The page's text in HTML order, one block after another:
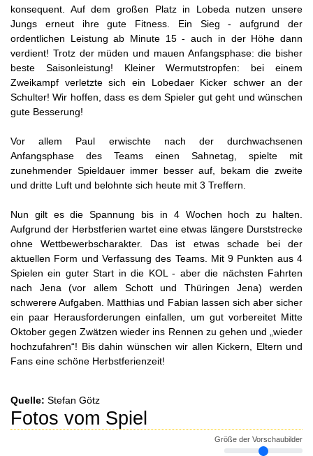
konsequent. Auf dem großen Platz in Lobeda nutzen unsere
Jungs erneut ihre gute Fitness. Ein Sieg - aufgrund der
ordentlichen Leistung ab Minute 15 - auch in der Höhe dann
verdient! Trotz der müden und mauen Anfangsphase: die bisher
beste Saisonleistung! Kleiner Wermutstropfen: bei einem
Zweikampf verletzte sich ein Lobedaer Kicker schwer an der
Schulter! Wir hoffen, dass es dem Spieler gut geht und wünschen
gute Besserung!
Vor allem Paul erwischte nach der durchwachsenen
Anfangsphase des Teams einen Sahnetag, spielte mit
zunehmender Spieldauer immer besser auf, bekam die zweite
und dritte Luft und belohnte sich heute mit 3 Treffern.
Nun gilt es die Spannung bis in 4 Wochen hoch zu halten.
Aufgrund der Herbstferien wartet eine etwas längere Durststrecke
ohne Wettbewerbscharakter. Das ist etwas schade bei der
aktuellen Form und Verfassung des Teams. Mit 9 Punkten aus 4
Spielen ein guter Start in die KOL - aber die nächsten Fahrten
nach Jena (vor allem Schott und Thüringen Jena) werden
schwerere Aufgaben. Matthias und Fabian lassen sich aber sicher
ein paar Herausforderungen einfallen, um gut vorbereitet Mitte
Oktober gegen Zwätzen wieder ins Rennen zu gehen und „wieder
hochzufahren“! Bis dahin wünschen wir allen Kickern, Eltern und
Fans eine schöne Herbstferienzeit!
Quelle: Stefan Götz
Fotos vom Spiel
Größe der Vorschaubilder